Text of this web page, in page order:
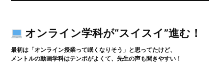
オンライン学科が“スイスイ”進む！
最初は「オンライン授業って眠くなりそう」と思ってたけど、
メントルの動画学科はテンポがよくて、先生の声も聞きやすい！